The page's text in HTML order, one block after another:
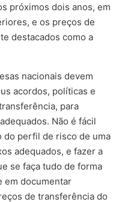
próximos dois anos, em
e os preços de
destacados como a
nacionais devem
acordos, políticas e
para
Não é fácil
do perfil de risco de uma
adequados, e fazer a
se faça tudo de forma
em documentar
de transferência do